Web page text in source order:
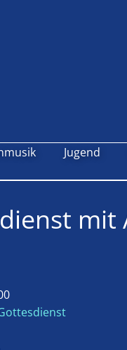
Jugend
mit